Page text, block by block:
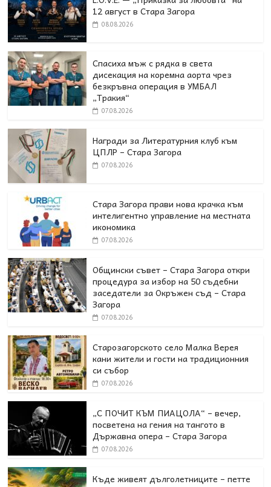
12 август в Стара Загора
08.08.2026
Спасиха мъж с рядка в света
дисекация на коремна аорта чрез
безкръвна операция в УМБАЛ
„Тракия“
07.08.2026
Награди за Литературния клуб към
ЦПЛР – Стара Загора
07.08.2026
Стара Загора прави нова крачка към
интелигентно управление на местната
икономика
07.08.2026
Общински съвет – Стара Загора откри
процедура за избор на 50 съдебни
заседатели за Окръжен съд – Стара
Загора
07.08.2026
Старозагорското село Малка Верея
кани жители и гости на традиционния
си събор
07.08.2026
„С ПОЧИТ КЪМ ПИАЦОЛА“ – вечер,
посветена на гения на тангото в
Държавна опера – Стара Загора
07.08.2026
Къде живеят дълголетниците – петте